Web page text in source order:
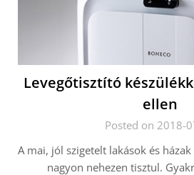
Levegőtisztító
ellen
Posted on 2018-
A mai, jól szigetelt lakások és
nagyon nehezen tisztul.